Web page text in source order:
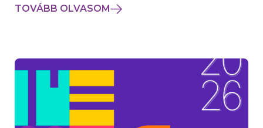
TOVÁBB OLVASOM